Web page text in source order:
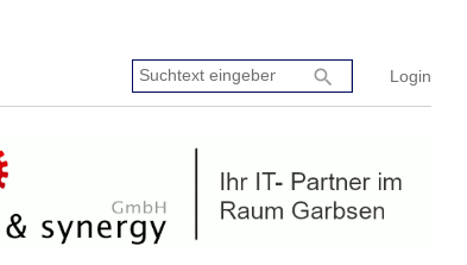
Login
Suchtext
eingeben:
search